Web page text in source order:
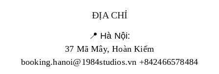
ĐỊA CHỈ
📍 Hà Nội:
37 Mã Mây, Hoàn Kiếm
booking.hanoi@1984studios.vn +842466578484